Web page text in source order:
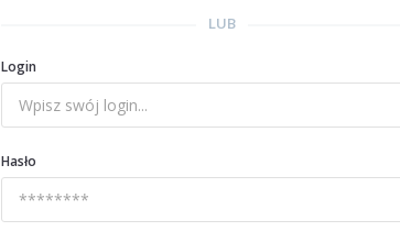
LUB
Login
Hasło